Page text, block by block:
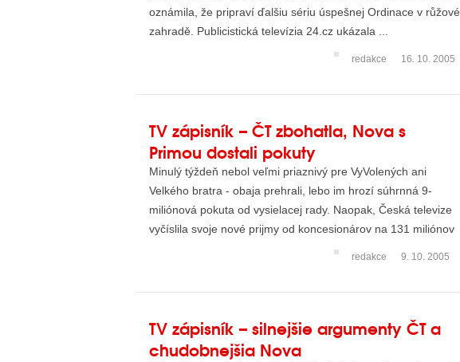
oznámila, že pripraví ďalšiu sériu úspešnej Ordinace v růžové
zahradě. Publicistická televízia 24.cz ukázala ...
redakce 16. 10. 2005
TV zápisník – ČT zbohatla, Nova s
Primou dostali pokuty
Minulý týždeň nebol veľmi priaznivý pre VyVolených ani
Velkého bratra - obaja prehrali, lebo im hrozí súhrnná 9-
miliónová pokuta od vysielacej rady. Naopak, Česká televize
vyčíslila svoje nové prijmy od koncesionárov na 131 miliónov
redakce 9. 10. 2005
TV zápisník – silnejšie argumenty ČT a
chudobnejšia Nova